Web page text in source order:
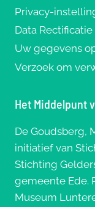
Privacy-
Data Rectificatie
Uw gegevens
Verzoek om
Het Middelpunt
De Goudsberg,
initiatief van
Stichting
gemeente Ede.
Museum